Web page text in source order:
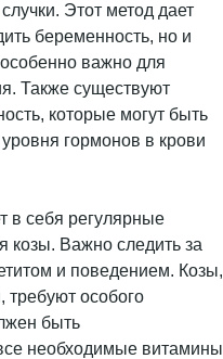
Этот метод дает
беременность, но и
важно для
Также существуют
которые могут быть
гормонов в крови
в себя регулярные
козы. Важно следить за
и поведением. Козы,
требуют особого
быть
необходимые витамины